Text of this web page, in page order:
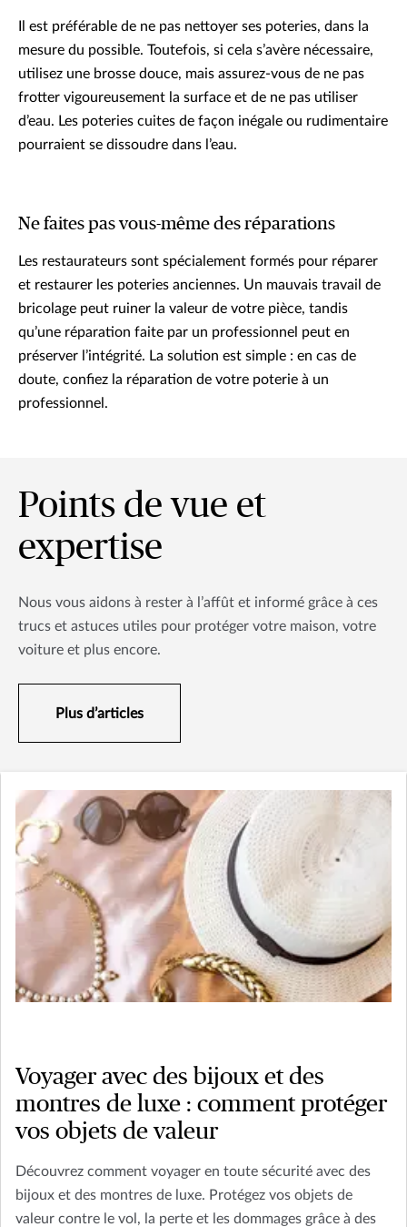
Il est préférable de ne pas nettoyer ses poteries, dans la
mesure du possible. Toutefois, si cela s’avère nécessaire,
utilisez une brosse douce, mais assurez-vous de ne pas
frotter vigoureusement la surface et de ne pas utiliser
d’eau. Les poteries cuites de façon inégale ou rudimentaire
pourraient se dissoudre dans l’eau.
Ne faites pas vous-même des réparations
Les restaurateurs sont spécialement formés pour réparer
et restaurer les poteries anciennes. Un mauvais travail de
bricolage peut ruiner la valeur de votre pièce, tandis
qu’une réparation faite par un professionnel peut en
préserver l’intégrité. La solution est simple : en cas de
doute, confiez la réparation de votre poterie à un
professionnel.
Points de vue et
expertise
Nous vous aidons à rester à l’affût et informé grâce à ces
trucs et astuces utiles pour protéger votre maison, votre
voiture et plus encore.
Plus d’articles
Voyager avec des bijoux et des
montres de luxe : comment protéger
vos objets de valeur
Découvrez comment voyager en toute sécurité avec des
bijoux et des montres de luxe. Protégez vos objets de
valeur contre le vol, la perte et les dommages grâce à des